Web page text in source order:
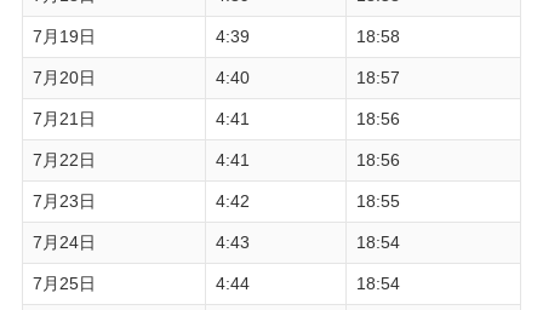
7月19日 4:39 18:58
7月20日 4:40 18:57
7月21日 4:41 18:56
7月22日 4:41 18:56
7月23日 4:42 18:55
7月24日 4:43 18:54
7月25日 4:44 18:54